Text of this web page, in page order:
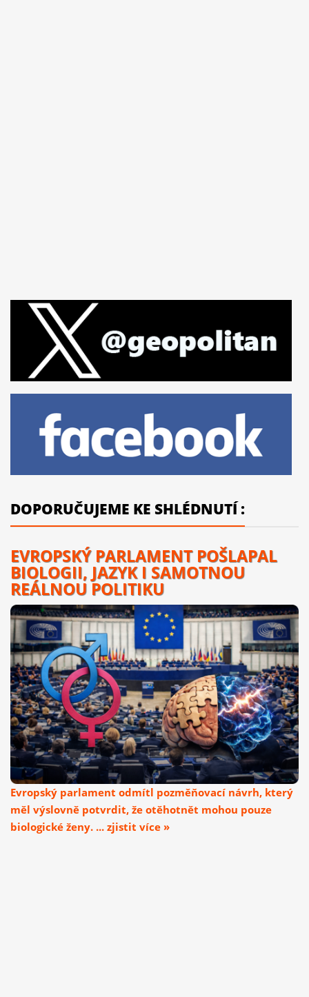
DOPORUČUJEME KE SHLÉDNUTÍ :
EVROPSKÝ PARLAMENT POŠLAPAL
BIOLOGII, JAZYK I SAMOTNOU
REÁLNOU POLITIKU
Evropský parlament odmítl pozměňovací návrh, který
měl výslovně potvrdit, že otěhotnět mohou pouze
biologické ženy. ... zjistit více »